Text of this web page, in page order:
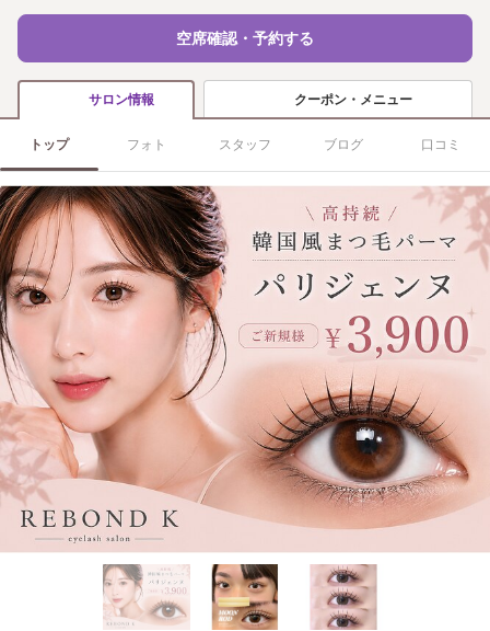
空席確認・予約する
サロン情報 クーポン・メニュー
トップ フォト スタッフ ブログ 口コミ